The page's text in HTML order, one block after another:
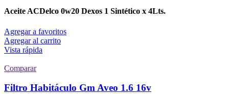
Aceite ACDelco 0w20 Dexos 1 Sintético x 4Lts.
Agregar a favoritos
Agregar al carrito
Vista rápida
Comparar
Filtro Habitáculo Gm Aveo 1.6 16v